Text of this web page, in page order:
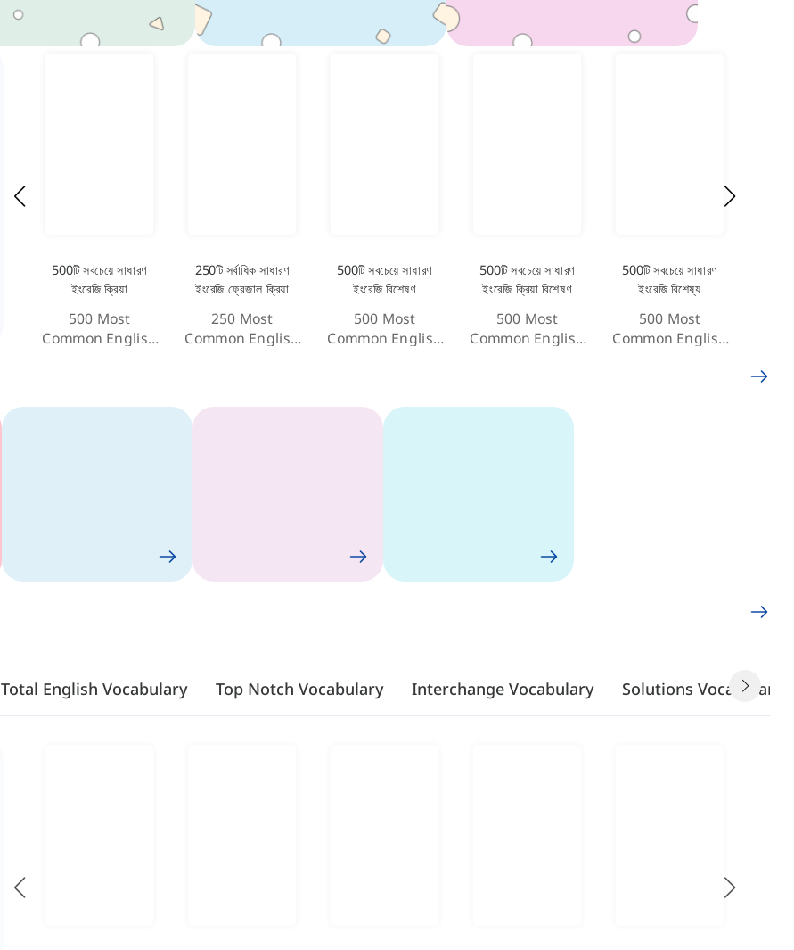
500টি সবচেয়ে সাধারণ
ইংরেজি ক্রিয়া
500 Most
Common English
250টি সর্বাধিক সাধারণ
ইংরেজি ফ্রেজাল ক্রিয়া
250 Most
Common English
500টি সবচেয়ে সাধারণ
ইংরেজি বিশেষণ
500 Most
Common English
500টি সবচেয়ে সাধারণ
ইংরেজি ক্রিয়া বিশেষণ
500 Most
Common English
500টি সবচেয়ে সাধারণ
ইংরেজি বিশেষ্য
500 Most
Common English
Total English Vocabulary Top Notch Vocabulary Interchange Vocabulary Solutions Vocabulary